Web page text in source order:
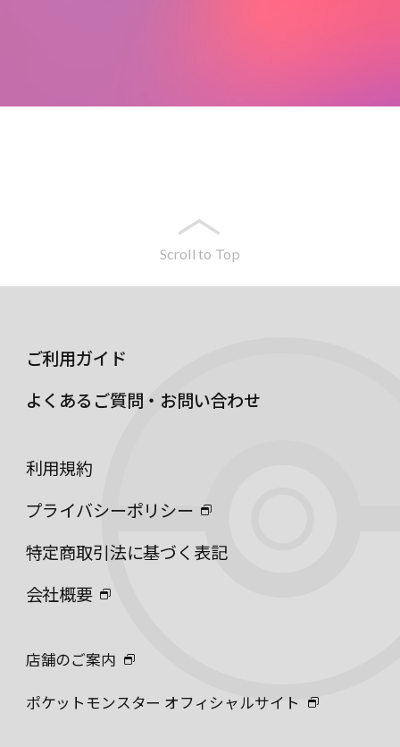
Scroll to Top
ご利用ガイド
よくあるご質問・お問い合わせ
利用規約
プライバシーポリシー
特定商取引法に基づく表記
会社概要
店舗のご案内
ポケットモンスター オフィシャルサイト